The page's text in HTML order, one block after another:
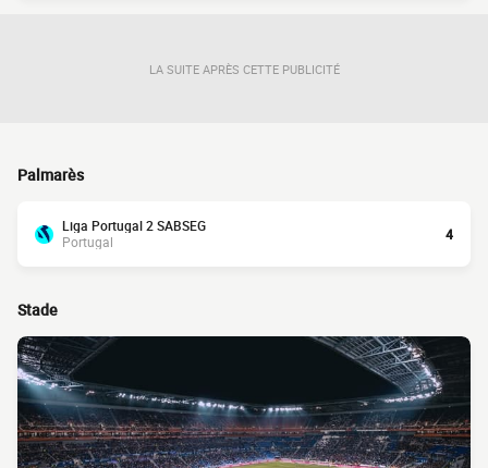
LA SUITE APRÈS CETTE PUBLICITÉ
Palmarès
Liga Portugal 2 SABSEG
Portugal
4
Stade